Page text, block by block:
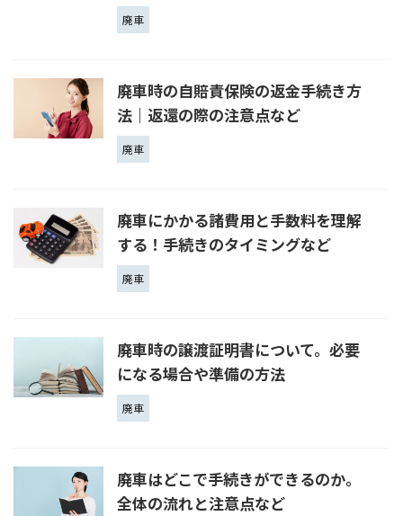
廃車
廃車時の自賠責保険の返金手続き方
法｜返還の際の注意点など
廃車
廃車にかかる諸費用と手数料を理解
する！手続きのタイミングなど
廃車
廃車時の譲渡証明書について。必要
になる場合や準備の方法
廃車
廃車はどこで手続きができるのか。
全体の流れと注意点など